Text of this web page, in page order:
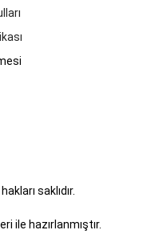
saklıdır.
ile hazırlanmıştır.